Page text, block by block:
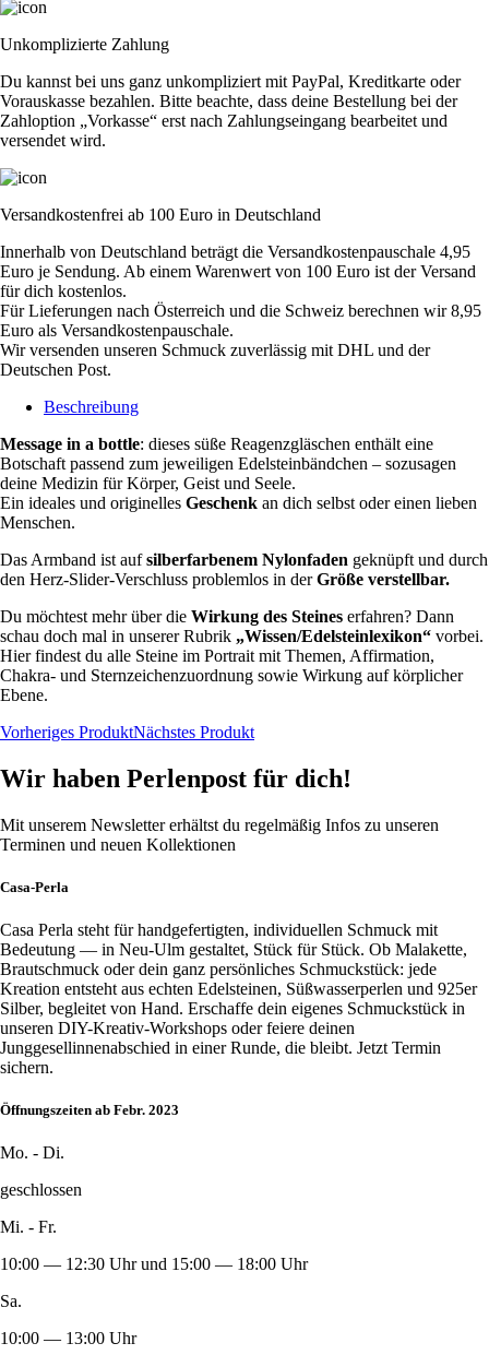
Unkomplizierte Zahlung
Du kannst bei uns ganz unkompliziert mit PayPal, Kreditkarte oder
Vorauskasse bezahlen. Bitte beachte, dass deine Bestellung bei der
Zahloption „Vorkasse“ erst nach Zahlungseingang bearbeitet und
versendet wird.
Versandkostenfrei ab 100 Euro in Deutschland
Innerhalb von Deutschland beträgt die Versandkostenpauschale 4,95
Euro je Sendung. Ab einem Warenwert von 100 Euro ist der Versand
für dich kostenlos.
Für Lieferungen nach Österreich und die Schweiz berechnen wir 8,95
Euro als Versandkostenpauschale.
Wir versenden unseren Schmuck zuverlässig mit DHL und der
Deutschen Post.
Beschreibung
Message in a bottle: dieses süße Reagenzgläschen enthält eine
Botschaft passend zum jeweiligen Edelsteinbändchen – sozusagen
deine Medizin für Körper, Geist und Seele.
Ein ideales und originelles Geschenk an dich selbst oder einen lieben
Menschen.
Das Armband ist aufsilberfarbenem Nylonfaden geknüpft und durch
den Herz-Slider-Verschluss problemlos in derGröße verstellbar.
Du möchtest mehr über die Wirkung des Steines erfahren? Dann
schau doch mal in unserer Rubrik „Wissen/Edelsteinlexikon“ vorbei.
Hier findest du alle Steine im Portrait mit Themen, Affirmation,
Chakra- und Sternzeichenzuordnung sowie Wirkung auf körplicher
Ebene.
Vorheriges ProduktNächstes Produkt
Wir haben Perlenpost für dich!
Mit unserem Newsletter erhältst du regelmäßig Infos zu unseren
Terminen und neuen Kollektionen
Casa-Perla
Casa Perla steht für handgefertigten, individuellen Schmuck mit
Bedeutung — in Neu-Ulm gestaltet, Stück für Stück. Ob Malakette,
Brautschmuck oder dein ganz persönliches Schmuckstück: jede
Kreation entsteht aus echten Edelsteinen, Süßwasserperlen und 925er
Silber, begleitet von Hand. Erschaffe dein eigenes Schmuckstück in
unseren DIY-Kreativ-Workshops oder feiere deinen
Junggesellinnenabschied in einer Runde, die bleibt. Jetzt Termin
sichern.
Öffnungszeiten ab Febr. 2023
Mo. - Di.
geschlossen
Mi. - Fr.
10:00 — 12:30 Uhr und 15:00 — 18:00 Uhr
Sa.
10:00 — 13:00 Uhr